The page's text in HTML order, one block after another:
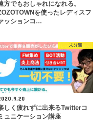
方でもおしゃれになれる。
を使ったレディスフ
ッションコ…
未分類
しく疲れずに出来るTwitterコ
ュニケーション講座